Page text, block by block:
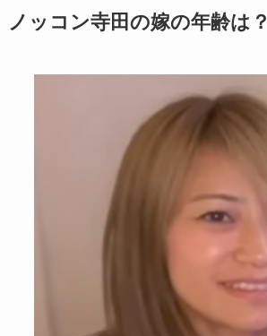
ノッコン寺田の嫁の年齢は？